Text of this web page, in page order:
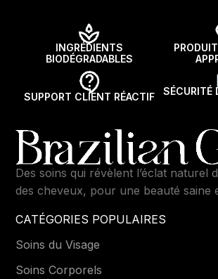
INGRÉDIENTS
BIODÉGRADABLES
SUPPORT CLIENT RÉACTIF SÉCURITÉ
Des soins qui révèlent l’éclat naturel
des cheveux, pour une beauté saine
CATÉGORIES POPULAIRES
Soins du Visage
Soins Corporels